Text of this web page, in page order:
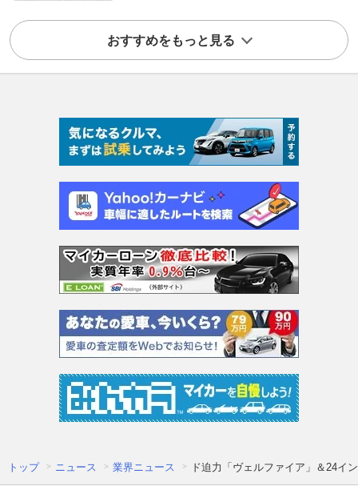
おすすめをもっと見る
トップ ニュース 業界ニュース ド迫力「ヴェルファイア」＆24イ